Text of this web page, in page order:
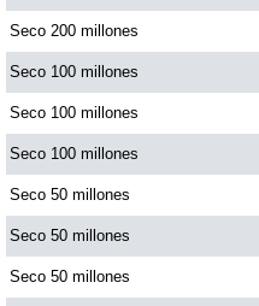
Fantástica Día
Fantástica Noche
Motilon Tarde
Motilon Noche
Seco 200 millones
Seco 100 millones
Seco 100 millones
Seco 100 millones
Seco 50 millones
Seco 50 millones
Seco 50 millones